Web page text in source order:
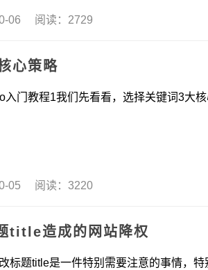
06 阅读：2729
心策略
程1我们先看看，选择关键词3大核
05 阅读：3220
title造成的网站降权
是一件特别需要注意的事情，特别